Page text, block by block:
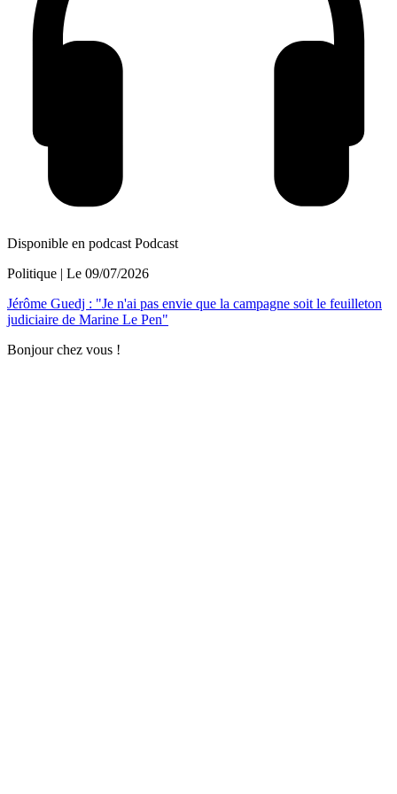
Disponible en podcast Podcast
Politique | Le 09/07/2026
Jérôme Guedj : "Je n'ai pas envie que la campagne soit le feuilleton
judiciaire de Marine Le Pen"
Bonjour chez vous !